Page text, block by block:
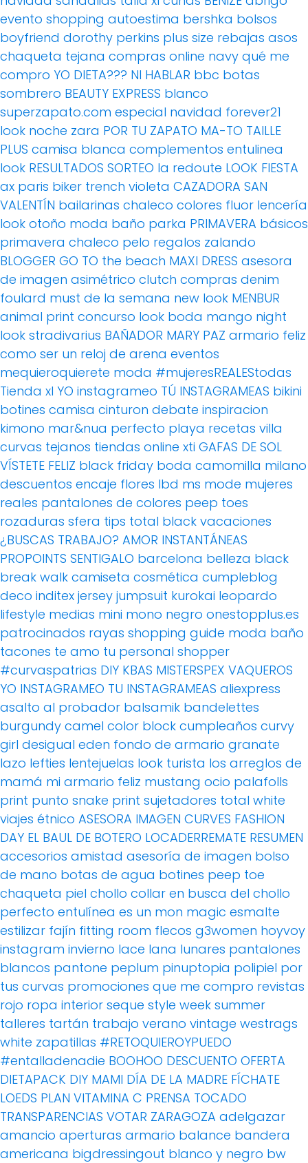
evento shopping autoestima bershka bolsos
boyfriend dorothy perkins plus size rebajas asos
chaqueta tejana compras online navy qué me
compro YO DIETA??? NI HABLAR bbc botas
sombrero BEAUTY EXPRESS blanco
superzapato.com especial navidad forever21
look noche zara POR TU ZAPATO MA-TO TAILLE
PLUS camisa blanca complementos entulinea
look RESULTADOS SORTEO la redoute LOOK FIESTA
ax paris biker trench violeta CAZADORA SAN
VALENTÍN bailarinas chaleco colores fluor lencería
look otoño moda baño parka PRIMAVERA básicos
primavera chaleco pelo regalos zalando
BLOGGER GO TO the beach MAXI DRESS asesora
de imagen asimétrico clutch compras denim
foulard must de la semana new look MENBUR
animal print concurso look boda mango night
look stradivarius BAÑADOR MARY PAZ armario feliz
como ser un reloj de arena eventos
mequieroquierete moda #mujeresREALEStodas
Tienda xl YO instagrameo TÚ INSTAGRAMEAS bikini
botines camisa cinturon debate inspiracion
kimono mar&nua perfecto playa recetas villa
curvas tejanos tiendas online xti GAFAS DE SOL
VÍSTETE FELIZ black friday boda camomilla milano
descuentos encaje flores lbd ms mode mujeres
reales pantalones de colores peep toes
rozaduras sfera tips total black vacaciones
¿BUSCAS TRABAJO? AMOR INSTANTÁNEAS
PROPOINTS SENTIGALO barcelona belleza black
break walk camiseta cosmética cumpleblog
deco inditex jersey jumpsuit kurokai leopardo
lifestyle medias mini mono negro onestopplus.es
patrocinados rayas shopping guide moda baño
tacones te amo tu personal shopper
#curvaspatrias DIY KBAS MISTERSPEX VAQUEROS
YO INSTAGRAMEO TU INSTAGRAMEAS aliexpress
asalto al probador balsamik bandelettes
burgundy camel color block cumpleaños curvy
girl desigual eden fondo de armario granate
lazo lefties lentejuelas look turista los arreglos de
mamá mi armario feliz mustang ocio palafolls
print punto snake print sujetadores total white
viajes étnico ASESORA IMAGEN CURVES FASHION
DAY EL BAUL DE BOTERO LOCADERREMATE RESUMEN
accesorios amistad asesoría de imagen bolso
de mano botas de agua botines peep toe
chaqueta piel chollo collar en busca del chollo
perfecto entulínea es un mon magic esmalte
estilizar fajín fitting room flecos g3women hoyvoy
instagram invierno lace lana lunares pantalones
blancos pantone peplum pinuptopia polipiel por
tus curvas promociones que me compro revistas
rojo ropa interior seque style week summer
talleres tartán trabajo verano vintage westrags
white zapatillas #RETOQUIEROYPUEDO
#entalladenadie BOOHOO DESCUENTO OFERTA
DIETAPACK DIY MAMI DÍA DE LA MADRE FÍCHATE
LOEDS PLAN VITAMINA C PRENSA TOCADO
TRANSPARENCIAS VOTAR ZARAGOZA adelgazar
amancio aperturas armario balance bandera
americana bigdressingout blanco y negro bw